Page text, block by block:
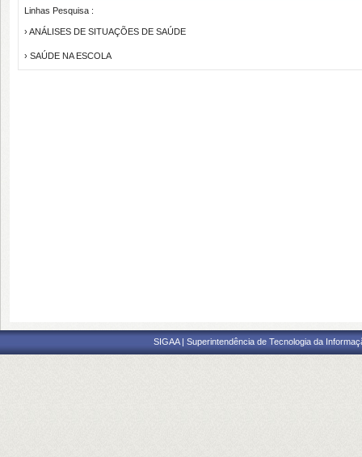
Linhas Pesquisa :
› ANÁLISES DE SITUAÇÕES DE SAÚDE
› SAÚDE NA ESCOLA
SIGAA | Superintendência de Tecnologia da